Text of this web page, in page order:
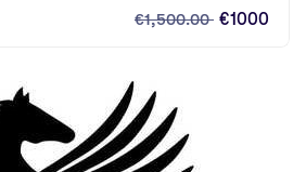
€1,500.00 €1000